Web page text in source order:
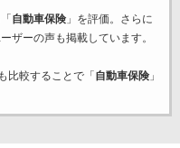
自動車保険」を評価。さらに
ザーの声も掲載しています。
比較することで「 自動車保険」